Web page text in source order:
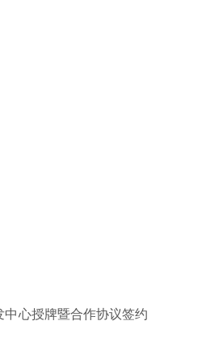
心授牌暨合作协议签约